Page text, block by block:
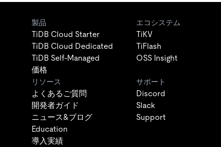
製品
TiDB Cloud Starter
TiDB Cloud Dedicated
TiDB Self-Managed
価格
エコシステム
TiKV
TiFlash
OSS Insight
リソース
よくあるご質問
開発者ガイド
ニュース&ブログ
Education
導入実績
サポート
Discord
Slack
Support